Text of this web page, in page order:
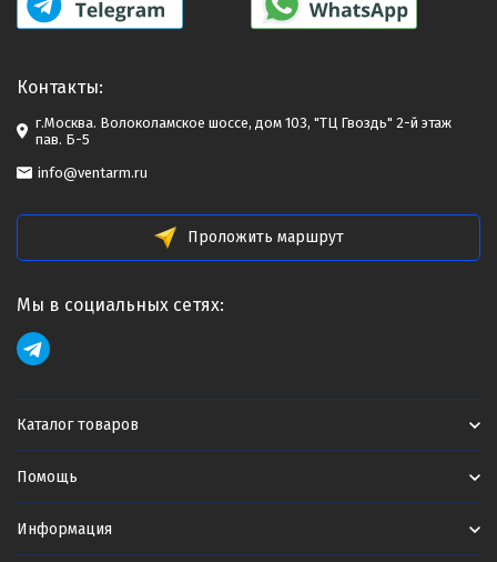
Контакты:
г.Москва. Волоколамское шоссе, дом 103, "ТЦ Гвоздь" 2-й этаж
пав. Б-5
info@ventarm.ru
Проложить маршрут
Мы в социальных сетях:
Каталог товаров
Помощь
Информация